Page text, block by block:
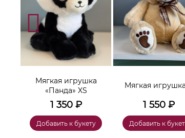
Мягкая игрушка
«Панда» XS
1 350₽
Добавить к букету
Мягкая
1 550₽
Добавить к